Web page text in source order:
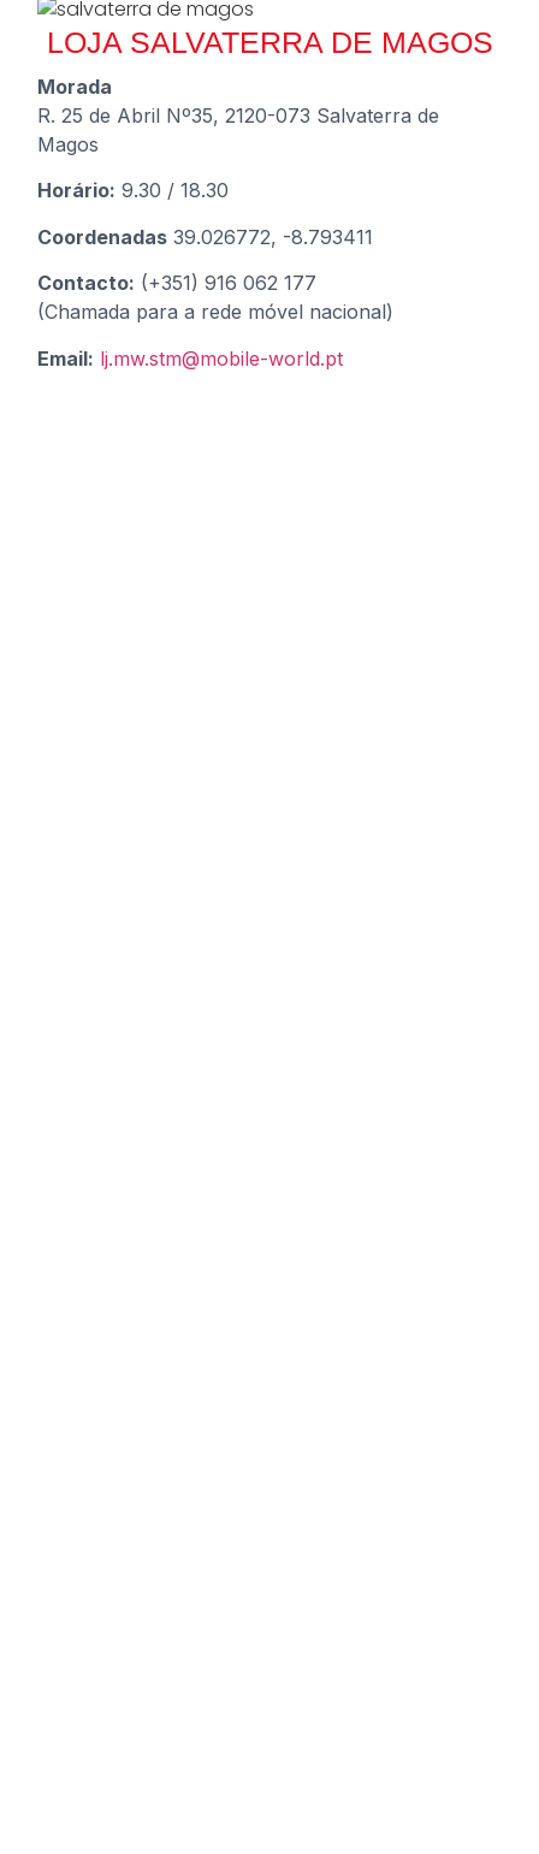
LOJA SALVATERRA DE MAGOS
Morada
R. 25 de Abril Nº35, 2120-073 Salvaterra de
Magos
Horário: 9.30 / 18.30
Coordenadas 39.026772, -8.793411
Contacto: (+351) 916 062 177
(Chamada para a rede móvel nacional)
Email: lj.mw.stm@mobile-world.pt